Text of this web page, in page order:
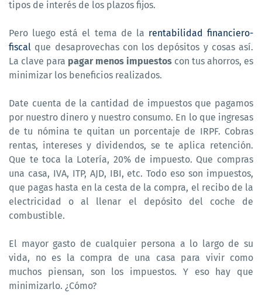
tipos de interés de los plazos fijos.
Pero luego está el tema de la rentabilidad financiero-
fiscal que desaprovechas con los depósitos y cosas así.
La clave para pagar menos impuestos con tus ahorros, es
minimizar los beneficios realizados.
Date cuenta de la cantidad de impuestos que pagamos
por nuestro dinero y nuestro consumo. En lo que ingresas
de tu nómina te quitan un porcentaje de IRPF. Cobras
rentas, intereses y dividendos, se te aplica retención.
Que te toca la Lotería, 20% de impuesto. Que compras
una casa, IVA, ITP, AJD, IBI, etc. Todo eso son impuestos,
que pagas hasta en la cesta de la compra, el recibo de la
electricidad o al llenar el depósito del coche de
combustible.
El mayor gasto de cualquier persona a lo largo de su
vida, no es la compra de una casa para vivir como
muchos piensan, son los impuestos. Y eso hay que
minimizarlo. ¿Cómo?